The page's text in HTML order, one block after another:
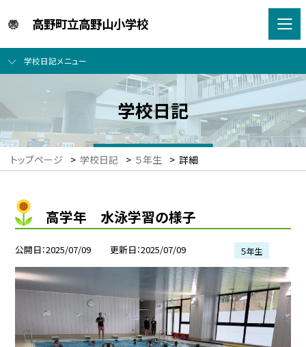
高野町立高野山小学校
学校日記メニュー
学校日記
トップページ > 学校日記 > ５年生 > 詳細
高学年 水泳学習の様子
公開日 2025/07/09 更新日 2025/07/09 ５年生